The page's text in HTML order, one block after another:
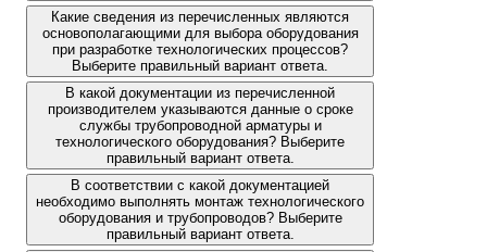
Какие сведения из перечисленных являются
основополагающими для выбора оборудования
при разработке технологических процессов?
Выберите правильный вариант ответа.
В какой документации из перечисленной
производителем указываются данные о сроке
службы трубопроводной арматуры и
технологического оборудования? Выберите
правильный вариант ответа.
В соответствии с какой документацией
необходимо выполнять монтаж технологического
оборудования и трубопроводов? Выберите
правильный вариант ответа.